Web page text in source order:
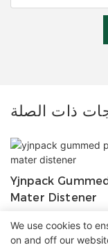
ذات الصلة
Yjnpack
Mater Distener
We use cookies to
on and off our